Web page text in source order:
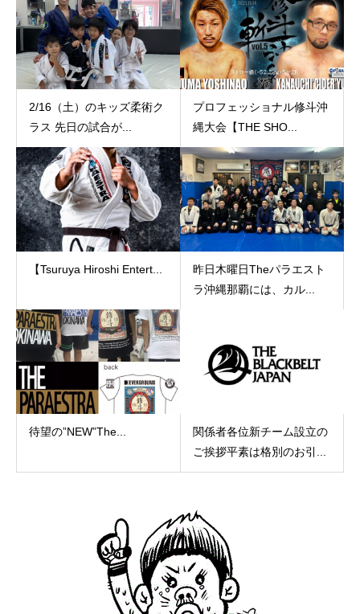
2/16（土）のキッズ柔術ク
ラス 先日の試合が...
プロフェッショナル修斗沖
縄大会【THE SHO...
【Tsuruya Hiroshi Entert...
昨日木曜日Theパラエスト
ラ沖縄那覇には、カル...
待望の”NEW”The...
関係者各位新チーム設立の
ご挨拶平素は格別のお引...